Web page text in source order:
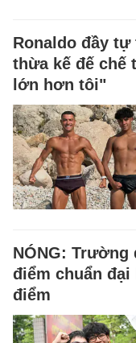
Ronaldo đầy
thừa kế đế chế
lớn hơn tôi"
NÓNG: Trường
điểm chuẩn đại
điểm